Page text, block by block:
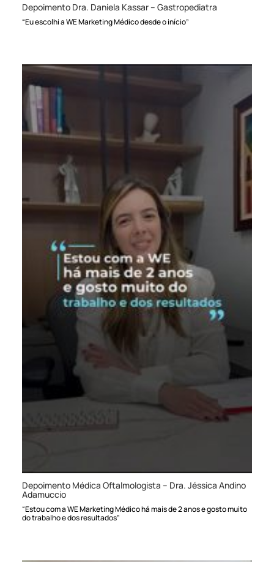
Depoimento Dra. Daniela Kassar – Gastropediatra
“Eu escolhi a WE Marketing Médico desde o início”
Depoimento Médica Oftalmologista – Dra. Jéssica Andino
Adamuccio
“Estou com a WE Marketing Médico há mais de 2 anos e gosto muito
do trabalho e dos resultados”